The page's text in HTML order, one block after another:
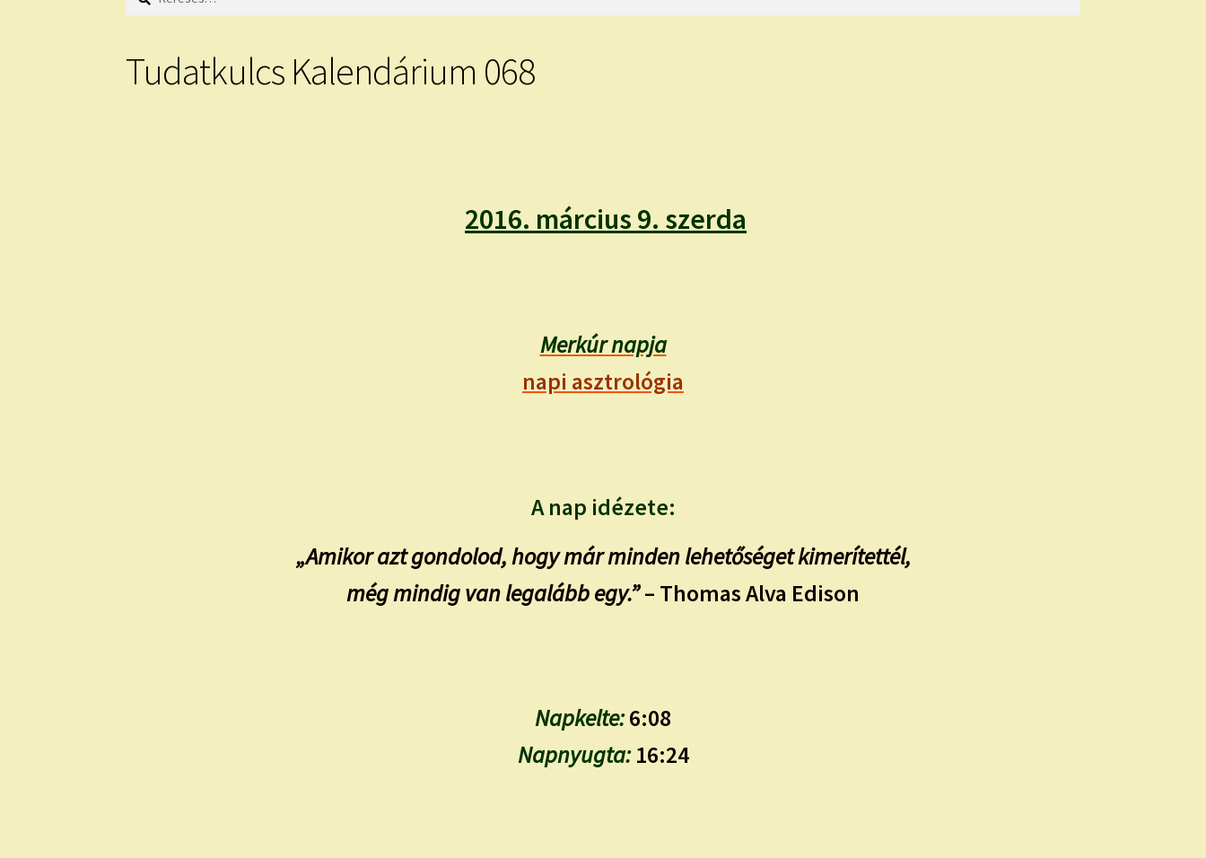
Tudatkulcs Kalendárium 068
2016. március 9. szerda
Merkúr napja
napi asztrológia
A nap idézete:
„Amikor azt gondolod, hogy már minden lehetőséget kimerítettél,
még mindig van legalább egy.”– Thomas Alva Edison
Napkelte:6:08
Napnyugta:16:24